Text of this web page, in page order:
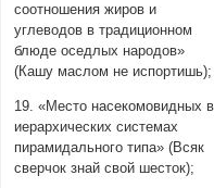
соотношения жиров и
углеводов в традиционном
блюде оседлых народов»
(Кашу маслом не испортишь);
19. «Место насекомовидных в
иерархических системах
пирамидального типа» (Всяк
сверчок знай свой шесток);